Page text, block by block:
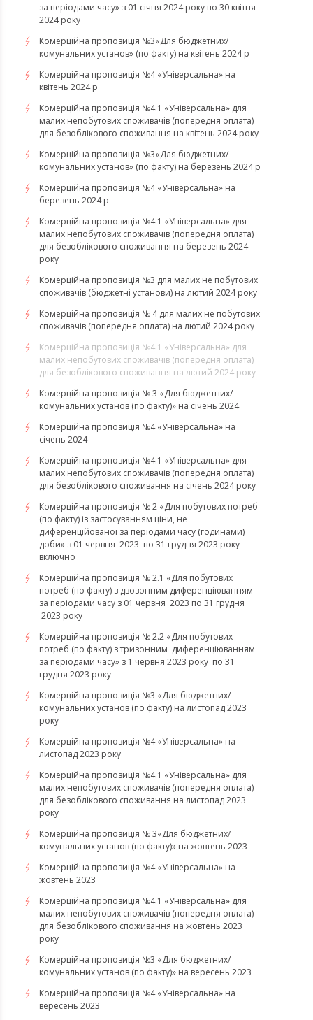
за періодами часу» з 01 січня 2024 року по 30 квітня
2024 року
Комерційна пропозиція №3«Для бюджетних/
комунальних установ» (по факту) на квітень 2024 р
Комерційна пропозиція №4 «Універсальна» на
квітень 2024 р
Комерційна пропозиція №4.1 «Універсальна» для
малих непобутових споживачів (попередня оплата)
для безоблікового споживання на квітень 2024 року
Комерційна пропозиція №3«Для бюджетних/
комунальних установ» (по факту) на березень 2024 р
Комерційна пропозиція №4 «Універсальна» на
березень 2024 р
Комерційна пропозиція №4.1 «Універсальна» для
малих непобутових споживачів (попередня оплата)
для безоблікового споживання на березень 2024
року
Комерційна пропозиція №3 для малих не побутових
споживачів (бюджетні установи) на лютий 2024 року
Комерційна пропозиція № 4 для малих не побутових
споживачів (попередня оплата) на лютий 2024 року
Комерційна пропозиція №4.1 «Універсальна» для
малих непобутових споживачів (попередня оплата)
для безоблікового споживання на лютий 2024 року
Комерційна пропозиція № 3 «Для бюджетних/
комунальних установ (по факту)» на січень 2024
Комерційна пропозиція №4 «Універсальна» на
січень 2024
Комерційна пропозиція №4.1 «Універсальна» для
малих непобутових споживачів (попередня оплата)
для безоблікового споживання на січень 2024 року
Комерційна пропозиція № 2 «Для побутових потреб
(по факту) із застосуванням ціни, не
диференційованої за періодами часу (годинами)
доби» з 01 червня 2023 по 31 грудня 2023 року
включно
Комерційна пропозиція № 2.1 «Для побутових
потреб (по факту) з двозонним диференціюванням
за періодами часу з 01 червня 2023 по 31 грудня
2023 року
Комерційна пропозиція № 2.2 «Для побутових
потреб (по факту) з тризонним диференціюванням
за періодами часу» з 1 червня 2023 року по 31
грудня 2023 року
Комерційна пропозиція №3 «Для бюджетних/
комунальних установ (по факту) на листопад 2023
року
Комерційна пропозиція №4 «Універсальна» на
листопад 2023 року
Комерційна пропозиція №4.1 «Універсальна» для
малих непобутових споживачів (попередня оплата)
для безоблікового споживання на листопад 2023
року
Комерційна пропозиція № 3«Для бюджетних/
комунальних установ (по факту)» на жовтень 2023
Комерційна пропозиція №4 «Універсальна» на
жовтень 2023
Комерційна пропозиція №4.1 «Універсальна» для
малих непобутових споживачів (попередня оплата)
для безоблікового споживання на жовтень 2023
року
Комерційна пропозиція №3 «Для бюджетних/
комунальних установ (по факту)» на вересень 2023
Комерційна пропозиція №4 «Універсальна» на
вересень 2023